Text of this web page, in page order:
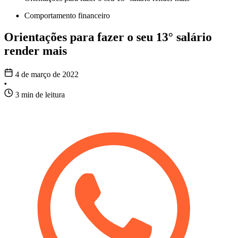
Comportamento financeiro
Orientações para fazer o seu 13° salário
render mais
4 de março de 2022
•
3 min de leitura